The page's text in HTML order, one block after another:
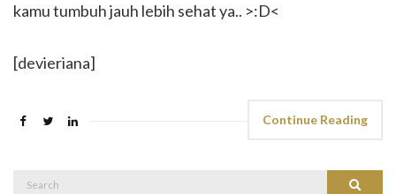
kamu tumbuh jauh lebih sehat ya.. >:D<
[devieriana]
Continue Reading
Search
Search